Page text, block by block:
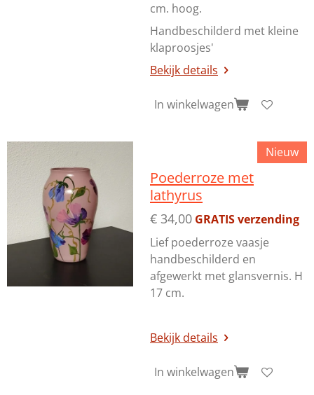
cm. hoog.
Handbeschilderd met kleine
klaproosjes'
Bekijk details
In winkelwagen
Nieuw
Poederroze met
lathyrus
€ 34,00 GRATIS verzending
Lief poederroze vaasje
handbeschilderd en
afgewerkt met glansvernis. H
17 cm.
Bekijk details
In winkelwagen